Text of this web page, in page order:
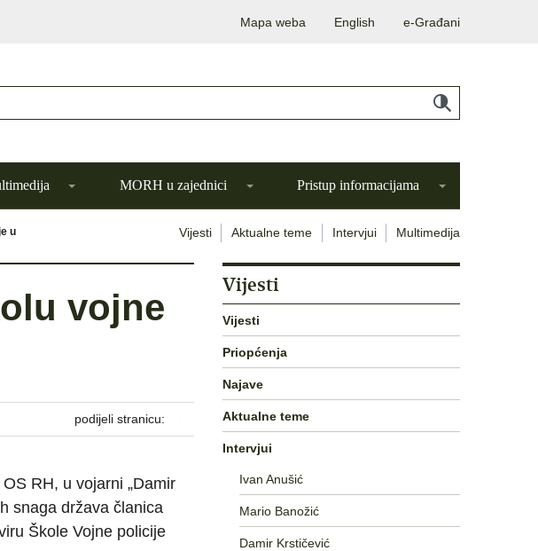
Mapa weba English e-Građani
MORH u zajednici Pristup informacijama
u
Vijesti Aktualne teme Intervjui Multimedija
vojne
podijeli stranicu:
RH, u vojarni „Damir
snaga država članica
Škole Vojne policije
Vijesti
Vijesti
Priopćenja
Najave
Aktualne teme
Intervjui
Ivan Anušić
Mario Banožić
Damir Krstičević